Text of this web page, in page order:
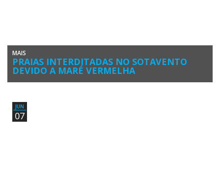
MAIS
PRAIAS INTERDITADAS NO SOTAVENTO
DEVIDO A MARÉ VERMELHA
As praias entre a Ilha do Farol (Olhão), Vilamoura e até à Rocha
JUN
07